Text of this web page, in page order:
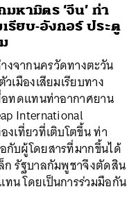
หามิตร ‘จีน’ ท่า
รียบ-อังกอร์ ประตู
จากนครวัดทางตะวัน
เมืองเสียมเรียบทาง
อทดแทนท่าอากาศยาน
International
เที่ยวที่เติบโตขึ้น ท่า
กับผู้โดยสารที่มากขึ้นได้
ก รัฐบาลกัมพูชาจึงตัดสิน
น โดยเป็นการร่วมมือกัน
EMAIL